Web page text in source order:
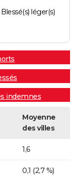
Blessé(s) léger(s)
indemnes
Moyenne
des villes
1,6
0,1 (2,7 %)